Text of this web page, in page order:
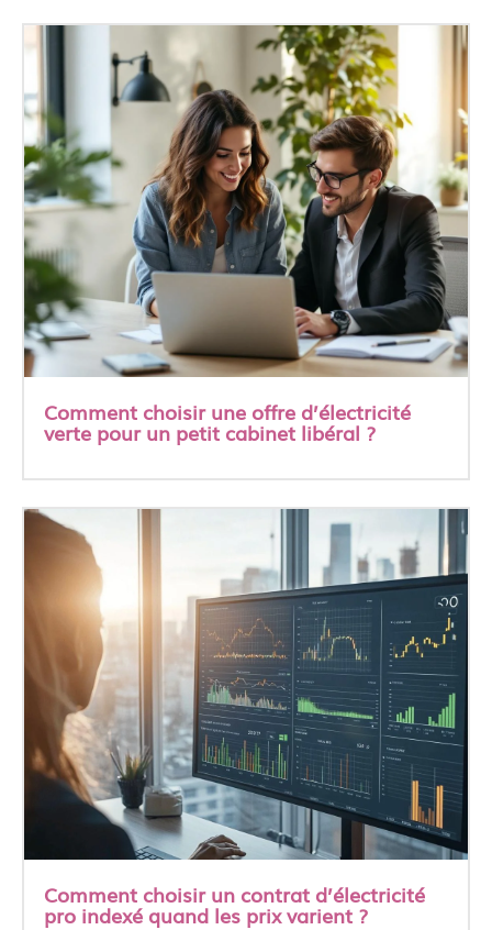
Comment choisir une offre d’électricité
verte pour un petit cabinet libéral ?
Comment choisir un contrat d’électricité
pro indexé quand les prix varient ?